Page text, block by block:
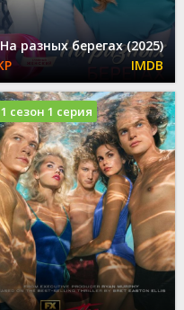
На разных берегах (2025)
1 сезон 1 серия